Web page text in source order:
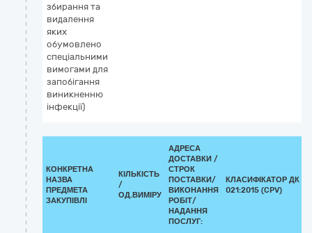
збирання та
видалення
яких
обумовлено
спеціальними
вимогами для
запобігання
виникненню
інфекції)
КОНКРЕТНА
НАЗВА
ПРЕДМЕТА
ЗАКУПІВЛІ
КІЛЬКІСТЬ
/
ОД.ВИМІРУ
АДРЕСА
ДОСТАВКИ /
СТРОК
ПОСТАВКИ/
ВИКОНАННЯ
РОБІТ/
НАДАННЯ
ПОСЛУГ:
КЛАСИФІКАТОР ДК
021:2015 (CPV)